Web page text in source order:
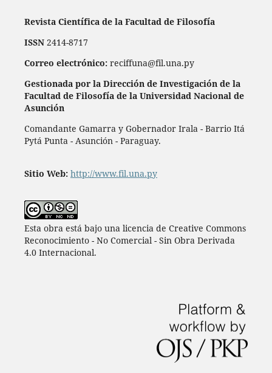
Revista Científica de la Facultad de Filosofía
ISSN2414-8717
Correo electrónico: reciffuna@fil.una.py
Gestionada por la Dirección de Investigación de la
Facultad de Filosofía de la Universidad Nacional de
Asunción
Comandante Gamarra y Gobernador Irala - Barrio Itá
Pytá Punta - Asunción - Paraguay.
Sitio Web: http://www.fil.una.py
Esta obra está bajo una licencia de Creative Commons
Reconocimiento - No Comercial - Sin Obra Derivada
4.0 Internacional.